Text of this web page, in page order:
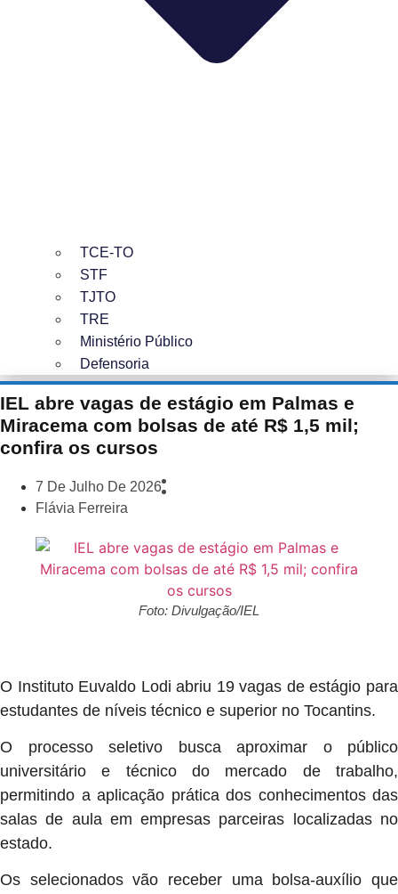
TCE-TO
STF
TJTO
TRE
Ministério Público
Defensoria
IEL abre vagas de estágio em Palmas e
Miracema com bolsas de até R$ 1,5 mil;
confira os cursos
7 De Julho De 2026
Flávia Ferreira
Foto: Divulgação/IEL
O Instituto Euvaldo Lodi abriu 19 vagas de estágio para
estudantes de níveis técnico e superior no Tocantins.
O processo seletivo busca aproximar o público
universitário e técnico do mercado de trabalho,
permitindo a aplicação prática dos conhecimentos das
salas de aula em empresas parceiras localizadas no
estado.
Os selecionados vão receber uma bolsa-auxílio que